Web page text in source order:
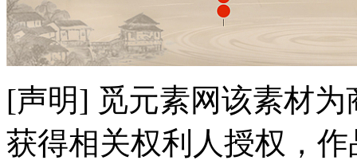
[声明] 觅元素网该素材
获得相关权利人授权，